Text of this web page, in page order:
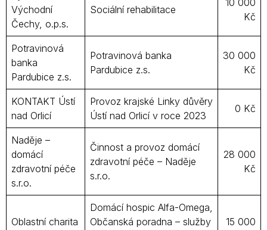
Východní
Čechy, o.p.s.
Sociální rehabilitace
10 000
Kč
Potravinová
banka
Pardubice z.s.
Potravinová banka
Pardubice z.s.
30 000
Kč
KONTAKT Ústí
nad Orlicí
Provoz krajské Linky důvěry
Ústí nad Orlicí v roce 2023
0 Kč
Naděje –
domácí
zdravotní péče
s.r.o.
Činnost a provoz domácí
zdravotní péče – Naděje
s.r.o.
28 000
Kč
Oblastní charita
Domácí hospic Alfa-Omega,
Občanská poradna – služby
15 000